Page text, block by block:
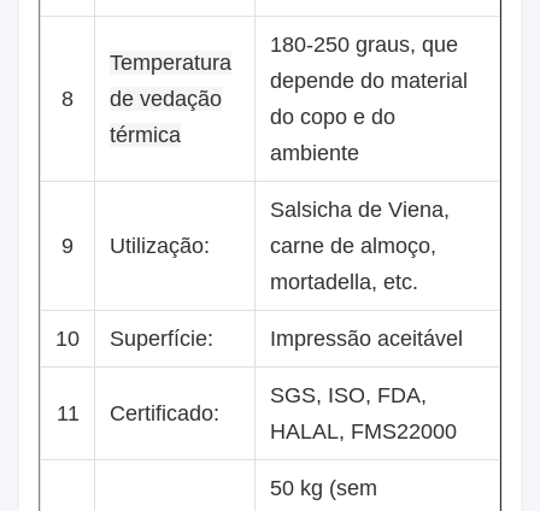
8
Temperatura
de vedação
térmica
180-250 graus, que
depende do material
do copo e do
ambiente
9 Utilização:
Salsicha de Viena,
carne de almoço,
mortadella, etc.
10 Superfície: Impressão aceitável
11 Certificado:
SGS, ISO, FDA,
HALAL, FMS22000
50 kg (sem